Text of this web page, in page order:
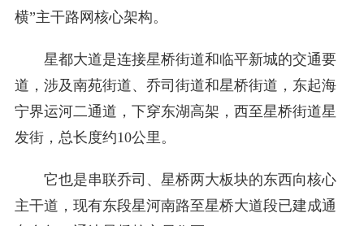
横”主干路网核心架构。
星都大道是连接星桥街道和临平新城的交通要
道，涉及南苑街道、乔司街道和星桥街道，东起海
宁界运河二通道，下穿东湖高架，西至星桥街道星
发街，总长度约10公里。
它也是串联乔司、星桥两大板块的东西向核心
主干道，现有东段星河南路至星桥大道段已建成通